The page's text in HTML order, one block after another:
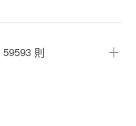
59593 則 ＋